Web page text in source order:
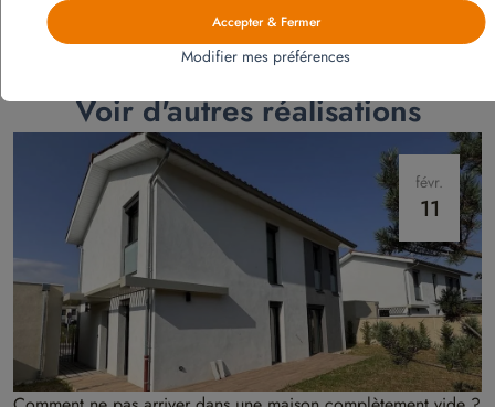
Voir d'autres réalisations
févr.
11
Accepter & Fermer
Modifier mes préférences